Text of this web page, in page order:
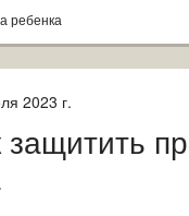
БОДАЙБО
ребенка
2023 г.
защитить